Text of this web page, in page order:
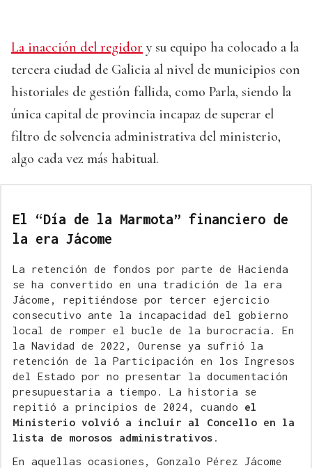
La inacción del regidor y su equipo ha colocado a la
tercera ciudad de Galicia al nivel de municipios con
historiales de gestión fallida, como Parla, siendo la
única capital de provincia incapaz de superar el
filtro de solvencia administrativa del ministerio,
algo cada vez más habitual.
El “Día de la Marmota” financiero de
la era Jácome
La retención de fondos por parte de Hacienda
se ha convertido en una tradición de la era
Jácome, repitiéndose por tercer ejercicio
consecutivo ante la incapacidad del gobierno
local de romper el bucle de la burocracia. En
la Navidad de 2022, Ourense ya sufrió la
retención de la Participación en los Ingresos
del Estado por no presentar la documentación
presupuestaria a tiempo. La historia se
repitió a principios de 2024, cuando el
Ministerio volvió a incluir al Concello en la
lista de morosos administrativos .
En aquellas ocasiones, Gonzalo Pérez Jácome